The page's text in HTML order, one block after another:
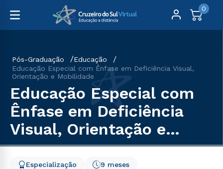
0
Pós-Graduação
Educação
Educação Especial com Ênfase em Deficiência Visual,
Orientação e Mobilidade
Educação Especial com
Ênfase em Deficiência
Visual, Orientação e
Mobilidade
9 meses
Especialização